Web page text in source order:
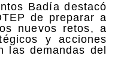
Badía destacó
de preparar a
nuevos retos, a
y acciones
las demandas del